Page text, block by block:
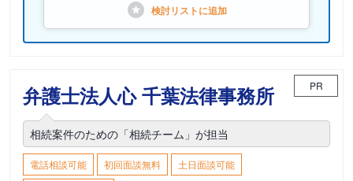
検討リストに追加
弁護士法人心 千葉法律事務所 PR
相続案件のための「相続チーム」が担当
電話相談可能 初回面談無料
土日面談可能